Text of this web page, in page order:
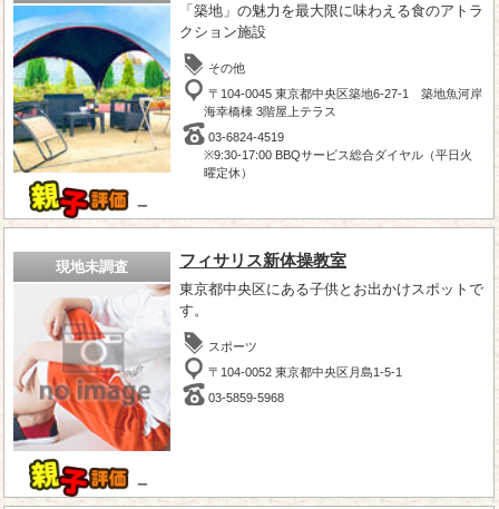
－
「築地」の魅力を最大限に味わえる食のアトラ
クション施設
その他
〒104-0045 東京都中央区築地6-27-1 築地魚河岸
海幸橋棟 3階屋上テラス
03-6824-4519
※9:30-17:00 BBQサービス総合ダイヤル（平日火
曜定休）
現地未調査
－
フィサリス新体操教室
東京都中央区にある子供とお出かけスポットで
す。
スポーツ
〒104-0052 東京都中央区月島1-5-1
03-5859-5968